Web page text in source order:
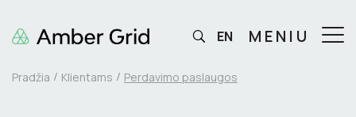
Pradžia Klientams Perdavimo paslaugos
EN MENIU